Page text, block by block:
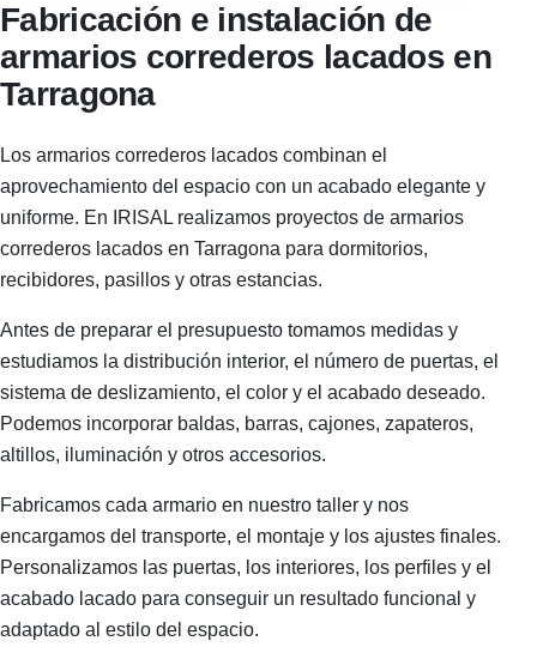
Fabricación e instalación de
armarios correderos lacados en
Tarragona
Los armarios correderos lacados combinan el
aprovechamiento del espacio con un acabado elegante y
uniforme. En IRISAL realizamos proyectos de armarios
correderos lacados en Tarragona para dormitorios,
recibidores, pasillos y otras estancias.
Antes de preparar el presupuesto tomamos medidas y
estudiamos la distribución interior, el número de puertas, el
sistema de deslizamiento, el color y el acabado deseado.
Podemos incorporar baldas, barras, cajones, zapateros,
altillos, iluminación y otros accesorios.
Fabricamos cada armario en nuestro taller y nos
encargamos del transporte, el montaje y los ajustes finales.
Personalizamos las puertas, los interiores, los perfiles y el
acabado lacado para conseguir un resultado funcional y
adaptado al estilo del espacio.